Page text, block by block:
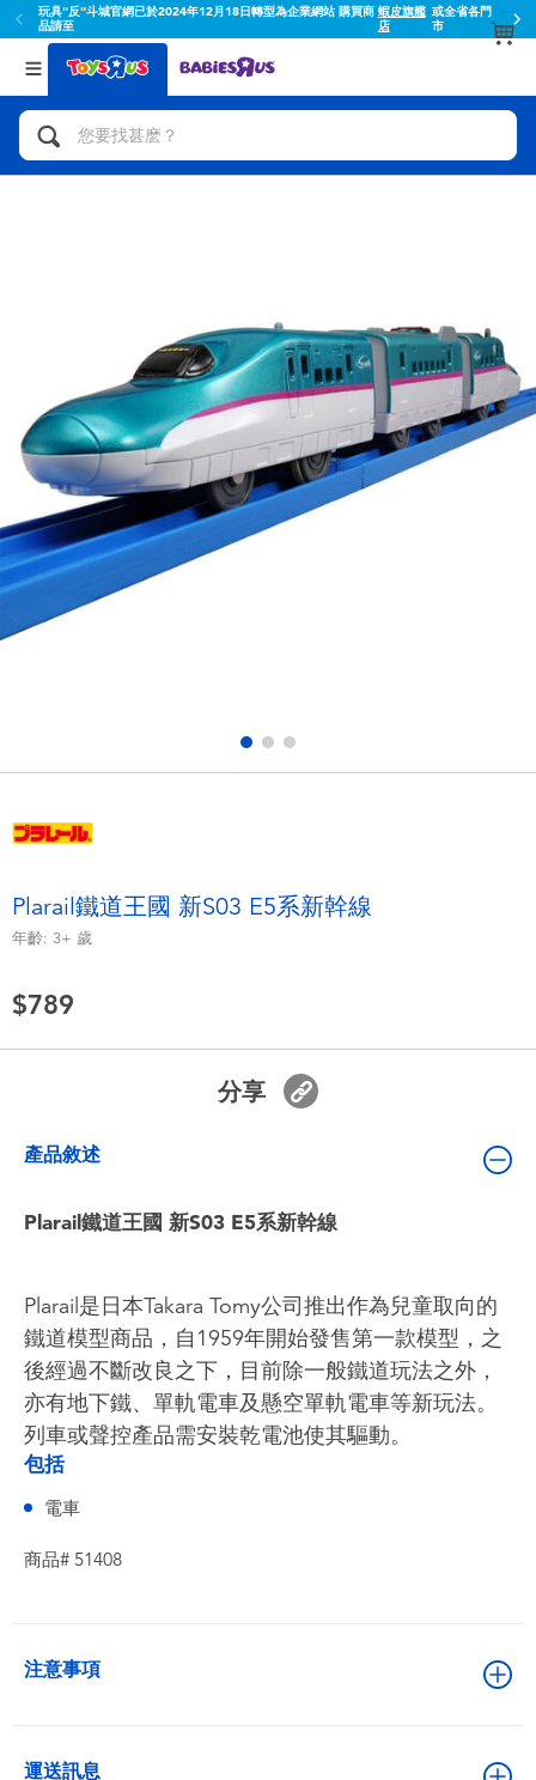
玩具"反"斗城官網已於2024年12月18日轉型為企業網站 購買商
品請至
蝦皮旗艦
店
或全省各門
市
返回
分類目錄
人氣英雄,角色扮演,射擊玩具
玩具車,貨車,火車及遙控系列
手工藝,文具,蠟筆,泥膠,畫板
娃娃, 芭比,收藏公仔
電子玩具
遊戲及拼圖系列
派對用品
電池
任天堂 Switch
盲盒
角色收藏
生活雜貨
返回
品牌
Toy Story玩具總動員
Miniso名創優品
playpop
LEGO樂高
Barbie芭比
NERF熱火
Plarail鐵道王國 新S03 E5系新幹線
年齡: 3+ 歲
$789
分享
產品敘述
Plarail鐵道王國 新S03 E5系新幹線
Plarail是日本Takara Tomy公司推出作為兒童取向的
鐵道模型商品，自1959年開始發售第一款模型，之
後經過不斷改良之下，目前除一般鐵道玩法之外，
亦有地下鐵、單軌電車及懸空單軌電車等新玩法。
列車或聲控產品需安裝乾電池使其驅動。
包括
電車
商品# 51408
注意事項
運送訊息